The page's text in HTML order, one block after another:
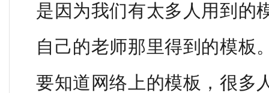
是因为我们有太多人用到的
自己的老师那里得到的模板
要知道网络上的模板，很多